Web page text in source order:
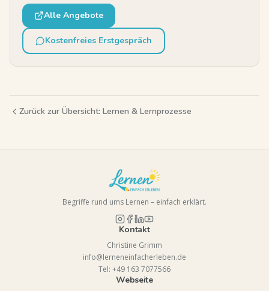
Alle Angebote
Kostenfreies Erstgespräch
Zurück zur Übersicht: Lernen & Lernprozesse
Begriffe rund ums Lernen – einfach erklärt.
Kontakt
Christine Grimm
info@lerneneinfacherleben.de
Tel: +49 163 7077566
Webseite